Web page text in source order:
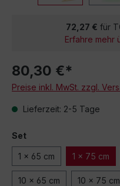
72,27 € für
Erfahre mehr
80,30 €*
Preise inkl. MwSt. zzgl.
Lieferzeit: 2-5 Tage
Set
1 x 65 cm 1 x 75 cm
10 x 65 cm 10 x 75 cm